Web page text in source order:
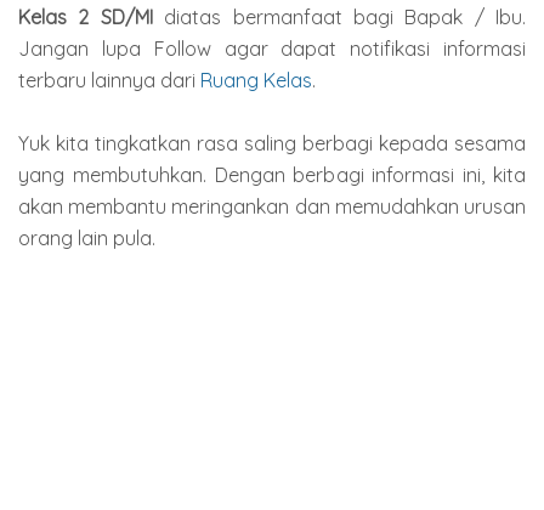
Kelas 2 SD/MIdiatas bermanfaat bagi Bapak / Ibu.
Jangan lupa Follow agar dapat notifikasi informasi
terbaru lainnya dari Ruang Kelas.
Yuk kita tingkatkan rasa saling berbagi kepada sesama
yang membutuhkan. Dengan berbagi informasi ini, kita
akan membantu meringankan dan memudahkan urusan
orang lain pula.